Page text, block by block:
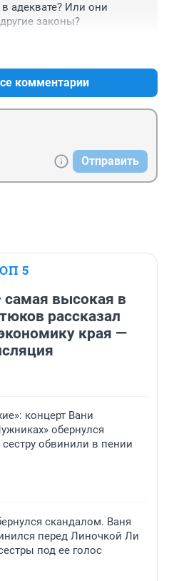
адеквате? Или они
законы?
комментарии
Отправить
5
самая высокая в
рассказал
края —
концерт Вани
обернулся
обвинили в пении
скандалом. Ваня
перед Линочкой Ли
под ее голос